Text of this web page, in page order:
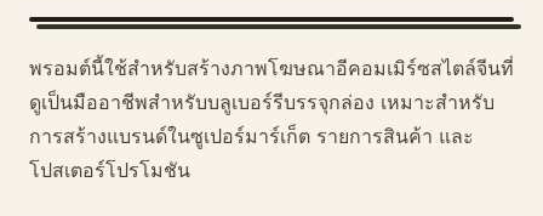
ทักษะ
พรอมต์
ราคา
พรอมต์นี้ใช้สำหรับสร้างภาพโฆษณาอีคอมเมิร์ซสไตล์จีนที่
ดูเป็นมืออาชีพสำหรับบลูเบอร์รีบรรจุกล่อง เหมาะสำหรับ
การสร้างแบรนด์ในซูเปอร์มาร์เก็ต รายการสินค้า และ
โปสเตอร์โปรโมชัน